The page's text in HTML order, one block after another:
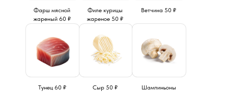
Фарш мясной
жареный 60 ₽
Филе курицы
жареное 50 ₽
Ветчина 50 ₽
Тунец 60 ₽ Сыр 50 ₽
Шампиньоны